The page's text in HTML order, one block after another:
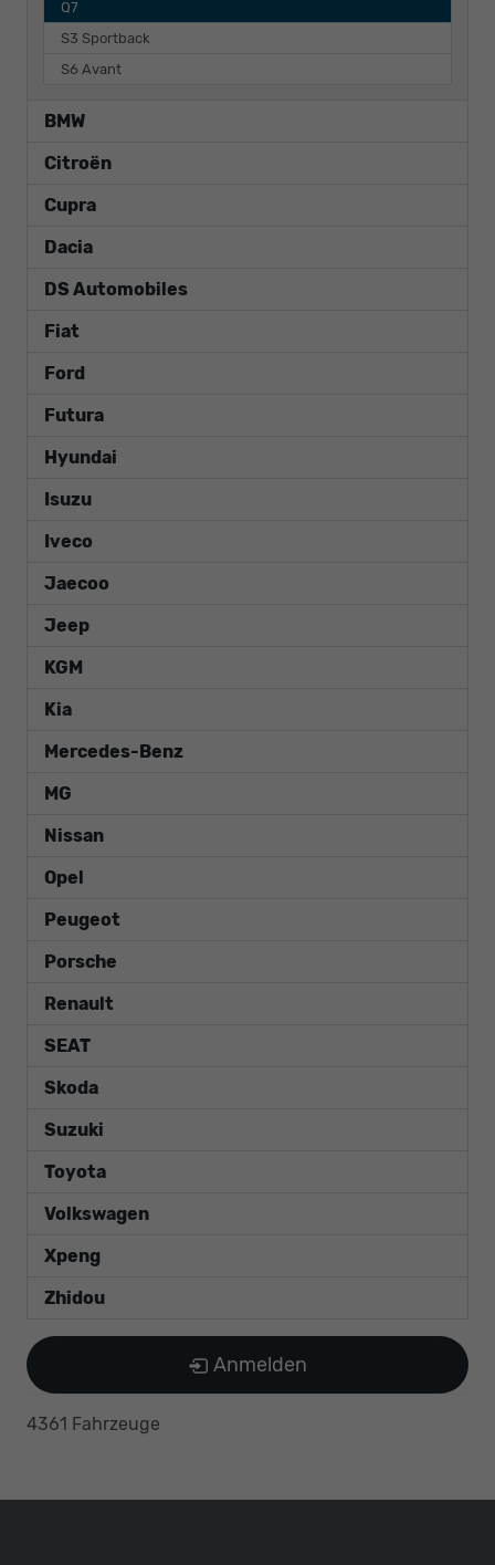
Q7
S3 Sportback
S6 Avant
BMW
Citroën
Cupra
Dacia
DS Automobiles
Fiat
Ford
Futura
Hyundai
Isuzu
Iveco
Jaecoo
Jeep
KGM
Kia
Mercedes-Benz
MG
Nissan
Opel
Peugeot
Porsche
Renault
SEAT
Skoda
Suzuki
Toyota
Volkswagen
Xpeng
Zhidou
Anmelden
4361 Fahrzeuge